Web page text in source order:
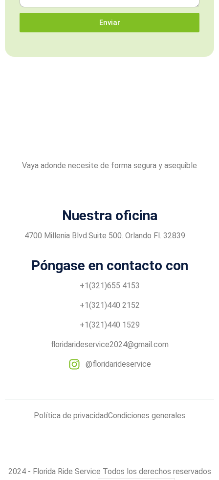
Enviar
Vaya adonde necesite de forma segura y asequible
Nuestra oficina
4700 Millenia Blvd.Suite 500. Orlando Fl. 32839
Póngase en contacto con
+1(321)655 4153
+1(321)440 2152
+1(321)440 1529
floridarideservice2024@gmail.com
@floridarideservice
Política de privacidadCondiciones generales
2024 - Florida Ride Service Todos los derechos reservados